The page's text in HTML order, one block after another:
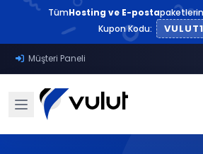
TümHosting ve E-posta
Kupon Kodu:
Müşteri Paneli